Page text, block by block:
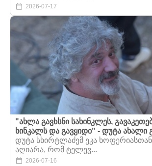
2026-07-17
"ახლა გავხსნი სახინკლეს,
ხინკალს და გავყიდი" - დუტა ახალი
დუტა სხირტლაძემ ეკა ხოფერიასთან
აღიარა, რომ ტელევ...
2026-07-16